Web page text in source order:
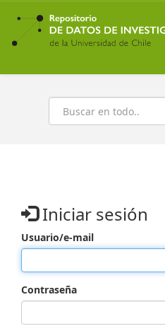
Ir
contenido
principal
Buscar
Iniciar sesión
Usuario/e-mail
Contraseña